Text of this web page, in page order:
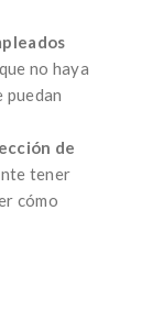
no haya
puedan
de
tener
cómo